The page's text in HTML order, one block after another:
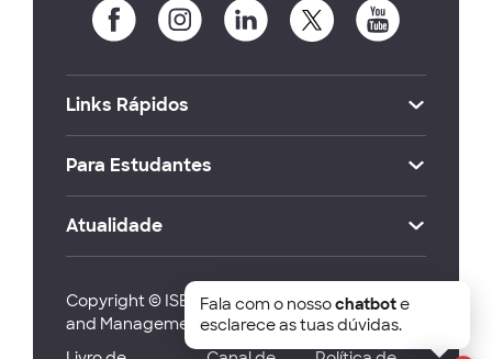
Links Rápidos
Para Estudantes
Atualidade
Copyright © ISEG Lisbon School of Economics
and Management 2026
Fala com o nossochatbote
esclarece as tuas dúvidas.